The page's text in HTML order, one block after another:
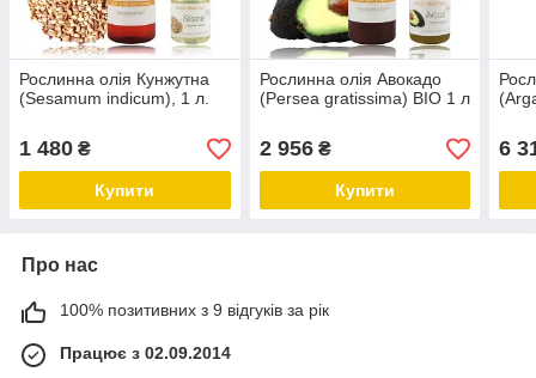
Рослинна олія Кунжутна
(Sesamum indicum), 1 л.
1 480 ₴
Купити
Рослинна олія Авокадо
(Persea gratissima) BIO 1 л
2 956₴
Купити
6
Про нас
100% позитивних з 9 відгуків за рік
Працює з 02.09.2014